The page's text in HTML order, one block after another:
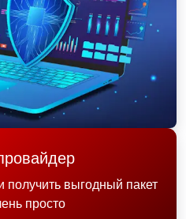
выгодный пакет
просто